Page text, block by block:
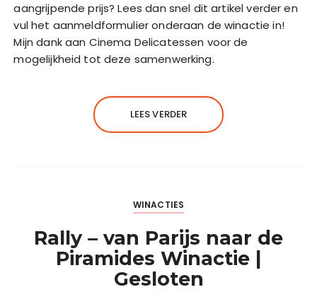
aangrijpende prijs? Lees dan snel dit artikel verder en
vul het aanmeldformulier onderaan de winactie in!
Mijn dank aan Cinema Delicatessen voor de
mogelijkheid tot deze samenwerking.
LEES VERDER
WINACTIES
Rally – van Parijs naar de
Piramides Winactie |
Gesloten